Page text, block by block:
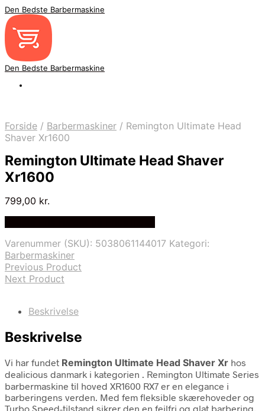
Den Bedste Barbermaskine
Den Bedste Barbermaskine
Forside / Barbermaskiner / Remington Ultimate Head
Shaver Xr1600
Remington Ultimate Head Shaver
Xr1600
799,00 kr.
Varenummer (SKU): 5038061144017 Kategori:
Barbermaskiner
Previous Product
Next Product
Beskrivelse
Beskrivelse
Vi har fundet Remington Ultimate Head Shaver Xr hos
dealicious danmark i kategorien . Remington Ultimate Series
barbermaskine til hoved XR1600 RX7 er en elegance i
barberingens verden. Med fem fleksible skærehoveder og
Turbo Speed-tilstand sikrer den en fejlfri og glat barbering,